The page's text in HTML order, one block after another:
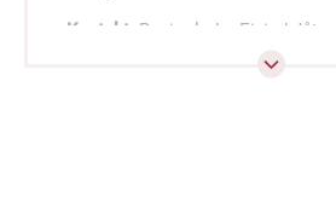
Kontakt: Regionleder Eivind Jåtun,